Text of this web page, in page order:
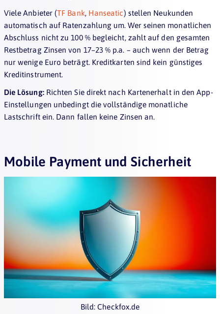
Viele Anbieter (TF Bank, Hanseatic) stellen Neukunden
automatisch auf Ratenzahlung um. Wer seinen monatlichen
Abschluss nicht zu 100 % begleicht, zahlt auf den gesamten
Restbetrag Zinsen von 17–23 % p.a. – auch wenn der Betrag
nur wenige Euro beträgt. Kreditkarten sind kein günstiges
Kreditinstrument.
Die Lösung:Richten Sie direkt nach Kartenerhalt in den App-
Einstellungen unbedingt die vollständige monatliche
Lastschrift ein. Dann fallen keine Zinsen an.
Mobile Payment und Sicherheit
Bild: Checkfox.de